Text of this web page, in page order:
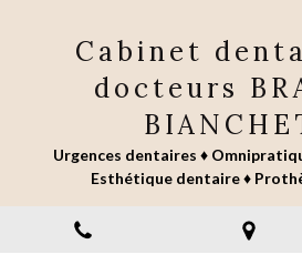
Cabinet
docteurs
Urgences dentaires ♦
Esthétique dentaire ♦